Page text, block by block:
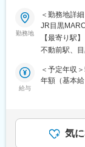
期休暇（
かり取得し
・平均勤続
・勤怠管理
ス残業は一
・残業削減
た各種取組
計画・BIM
■転勤発生時
自宅から離
■業務概要：
オフィス・
おいて、空
■業務詳細：
次世代のオ
・ご要望に
・空間提案
・プラン確
・お客様と
勤務地
＜勤務地詳
JR目黒
会社の定める
【最寄り駅】
不動前駅、
給与
＜予定年収
年額（基本
プを実施し
を通じて上
気